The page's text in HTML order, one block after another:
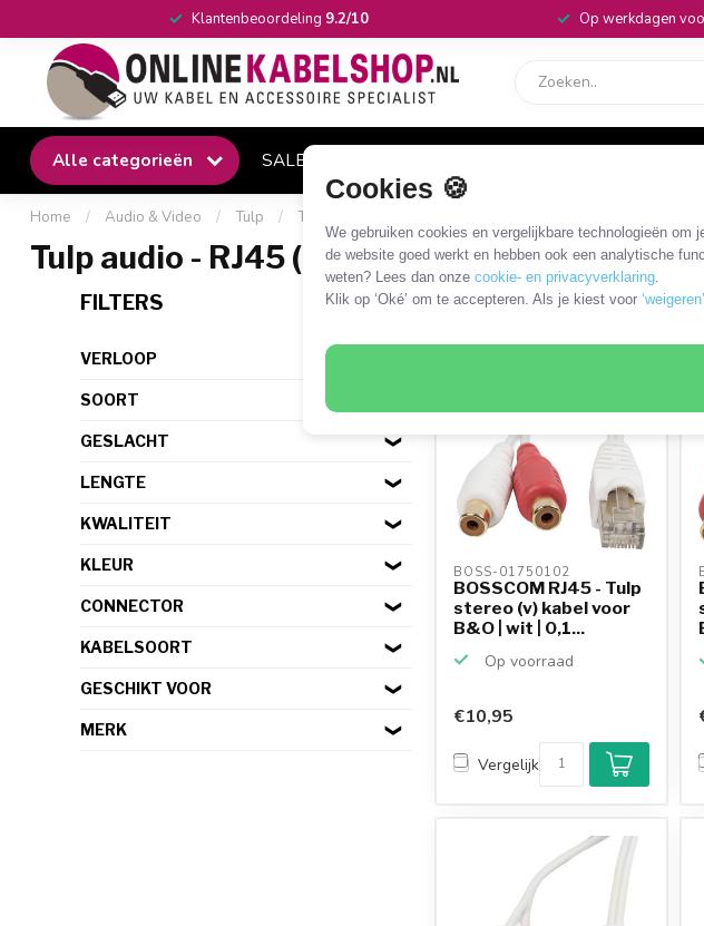
Cookies 🍪
We gebruiken cookies en vergelijkbare technologieën om
de website goed werkt en hebben ook een analytische
weten? Lees dan onze cookie- en privacyverklaring.
Klik op ‘Oké’ om te accepteren. Als je kiest voor ‘weigeren’
Klantenbeoordeling 9.2/10 Op werkdagen
Alle categorieën SALE
Home / Audio & Video / Tulp / Tulp - RJ45
Tulp audio - RJ45 (B&O)
FILTERS
VERLOOP
SOORT
GESLACHT
LENGTE
KWALITEIT
KLEUR
CONNECTOR
KABELSOORT
GESCHIKT VOOR
MERK
34 PRODUCTEN
BOSS-01750102
BOSSCOM RJ45 - Tulp
stereo (v) kabel voor
B&O | wit | 0,1...
Op voorraad
€10,95
Vergelijk